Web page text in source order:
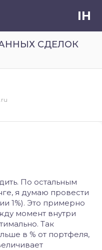
IH
СДЕЛОК
По остальным
я думаю провести
1%). Это примерно
момент внутри
Так
в % от портфеля,